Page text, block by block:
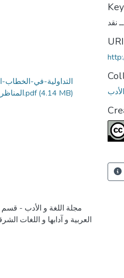
التداولية-في-الخطاب-
المناظرة،الأسسس-والمساءلات.pdf(4.14 MB)
مجلة اللغة و الأدب - قسم
نقد
URI